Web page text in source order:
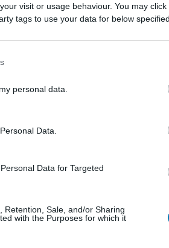
visit or usage behaviour. You may
tags to use your data for below
personal data.
Data.
Data for Targeted
Retention, Sale, and/or Sharing
with the Purposes for which it
több millió
jelentették be, hogy
etikáját, amiért
idejű XCOM
majd.
az új Starship